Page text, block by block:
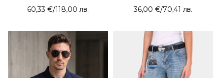
60,33 €/118,00 лв. 36,00 €/70,41 лв.